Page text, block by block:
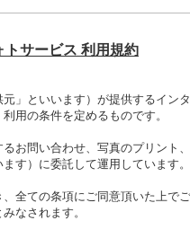
トサービス 利用規約
」といいます）が提供するイン
用の条件を定めるものです。
お問い合わせ、写真のプリント
す）に委託して運用しています。
全ての条項にご同意頂いた上で
なされます。